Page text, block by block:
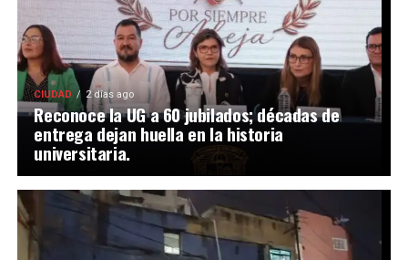
CIUDAD 2 días ago
Reconoce la UG a 60 jubilados; décadas de
entrega dejan huella en la historia
universitaria.